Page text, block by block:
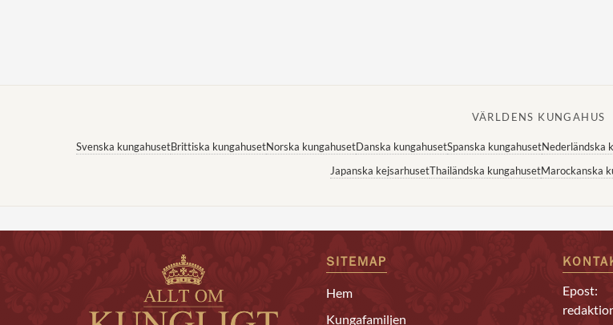
VÄRLDENS KUNGAHUS
Svenska kungahusetBrittiska kungahusetNorska kungahusetDanska kungahusetSpanska kungahusetNederländska
Japanska kejsarhusetThailändska kungahusetMarockanska
SITEMAP
Hem
Kungafamiljen
Epost: